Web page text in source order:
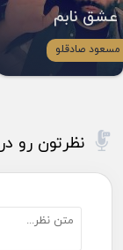
عشق نابم
مسعود صادقلو
نظرتون رو